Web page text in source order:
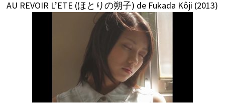
AU REVOIR L’ETE (ほとりの朔子) de Fukada Kôji (2013)